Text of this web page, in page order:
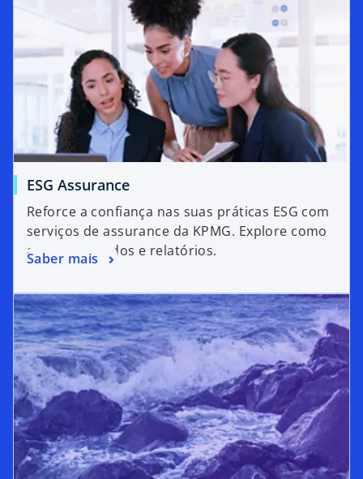
ESG Assurance
Reforce a confiança nas suas práticas ESG com
serviços de assurance da KPMG. Explore como
avaliamos dados e relatórios.
Saber mais